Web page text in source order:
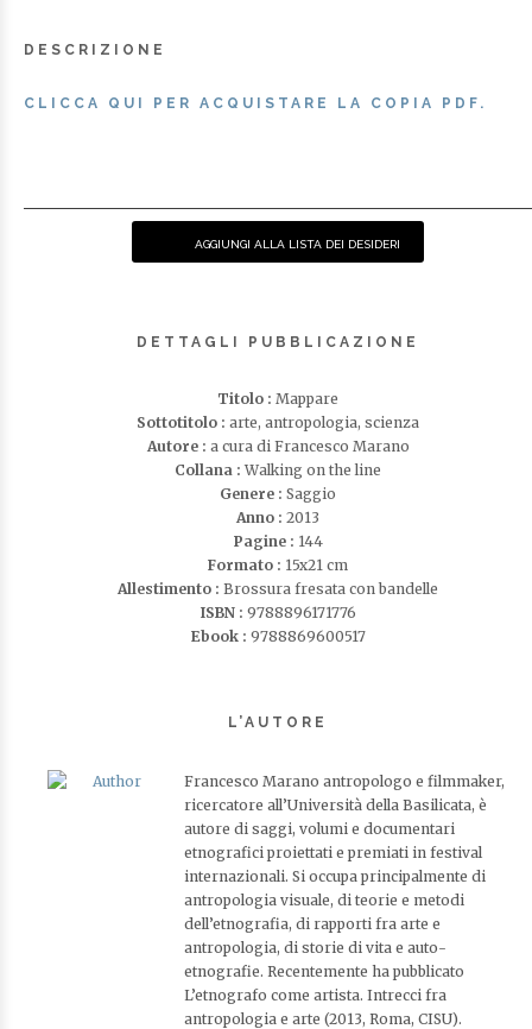
DESCRIZIONE
CLICCA QUI PER ACQUISTARE LA COPIA PDF.
AGGIUNGI ALLA LISTA DEI DESIDERI
DETTAGLI PUBBLICAZIONE
Titolo : Mappare
Sottotitolo : arte, antropologia, scienza
Autore : a cura di Francesco Marano
Collana :Walking on the line
Genere : Saggio
Anno : 2013
Pagine : 144
Formato : 15x21 cm
Allestimento : Brossura fresata con bandelle
ISBN : 9788896171776
Ebook : 9788869600517
L’AUTORE
Francesco Marano antropologo e filmmaker,
ricercatore all’Università della Basilicata, è
autore di saggi, volumi e documentari
etnografici proiettati e premiati in festival
internazionali. Si occupa principalmente di
antropologia visuale, di teorie e metodi
dell’etnografia, di rapporti fra arte e
antropologia, di storie di vita e auto-
etnografie. Recentemente ha pubblicato
L’etnografo come artista. Intrecci fra
antropologia e arte (2013, Roma, CISU).